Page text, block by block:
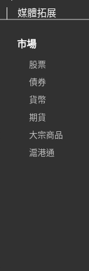
媒體拓展
市場
股票
債券
貨幣
期貨
大宗商品
滬港通